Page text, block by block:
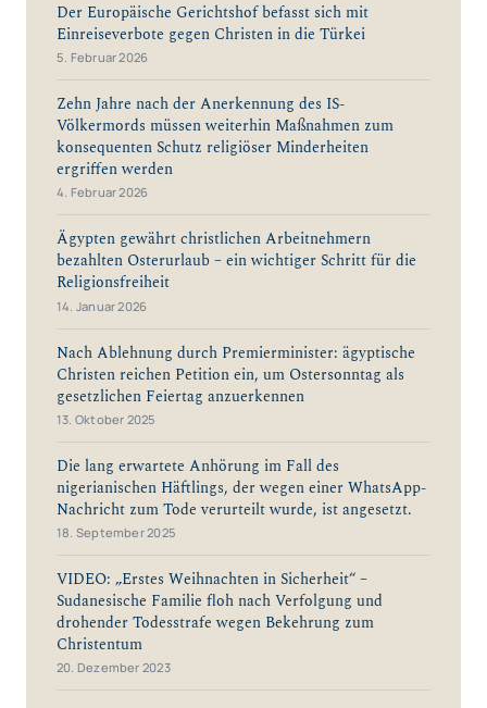
Der Europäische Gerichtshof befasst sich mit
Einreiseverbote gegen Christen in die Türkei
5. Februar 2026
Zehn Jahre nach der Anerkennung des IS-
Völkermords müssen weiterhin Maßnahmen zum
konsequenten Schutz religiöser Minderheiten
ergriffen werden
4. Februar 2026
Ägypten gewährt christlichen Arbeitnehmern
bezahlten Osterurlaub – ein wichtiger Schritt für die
Religionsfreiheit
14. Januar 2026
Nach Ablehnung durch Premierminister: ägyptische
Christen reichen Petition ein, um Ostersonntag als
gesetzlichen Feiertag anzuerkennen
13. Oktober 2025
Die lang erwartete Anhörung im Fall des
nigerianischen Häftlings, der wegen einer WhatsApp-
Nachricht zum Tode verurteilt wurde, ist angesetzt.
18. September 2025
VIDEO: „Erstes Weihnachten in Sicherheit“ –
Sudanesische Familie floh nach Verfolgung und
drohender Todesstrafe wegen Bekehrung zum
Christentum
20. Dezember 2023